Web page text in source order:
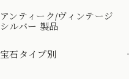
アンティーク/ヴィンテージ
シルバー 製品
宝石タイプ別